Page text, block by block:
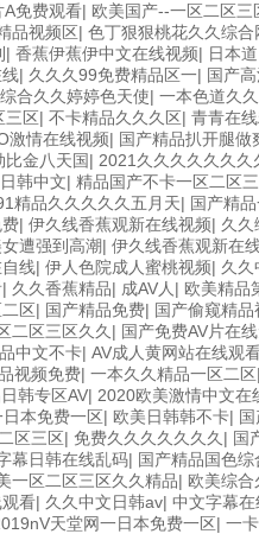
A免费观看| 欧美国产--一区二区三
品视频区| 色丁狠狠桃花久久综合
| 香蕉伊蕉伊中文在线视频| 日本
| 久久久99免费精品区一| 国产
合久久婷婷色天使| 一本色道久
三区| 不卡精品久久久区| 青青在
激情在线视频| 国产精品扒开腿做
比金八天国| 2021久久久久久久久
韩中文| 精品国产不卡一区二区
精品久久久久久五月天| 国产精
| 伊久线香蕉观新在线视频| 久久
遭强到高潮| 伊久线香蕉观新在
线| 伊人色院成人蜜桃视频| 久久
| 久久香蕉精品| 成AV人 | 欧美精品
区| 国产精品免费| 国产偷窥精
二区三区久久 | 国产免费AV片在
中文不卡| AV成人黄网站在线观
视频免费| 一本久久精品一区二区
韩专区AV| 2020欧美激情中文在
本免费一区| 欧美日韩韩不卡|
区三区| 免费久久久久久久久 | 国
幕日韩在线乱码| 国产精品国色综
一区二区三区久久精品| 欧美综合
看| 久久中文日韩av| 中文字幕
天堂网一日本免费一区| 一